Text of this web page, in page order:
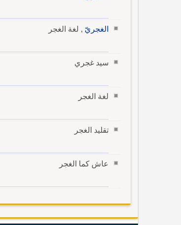
الغجريّ , لغة الغجر
سيد غجري
لغة الغجر
تقليد الغجر
عاش كما الغجر